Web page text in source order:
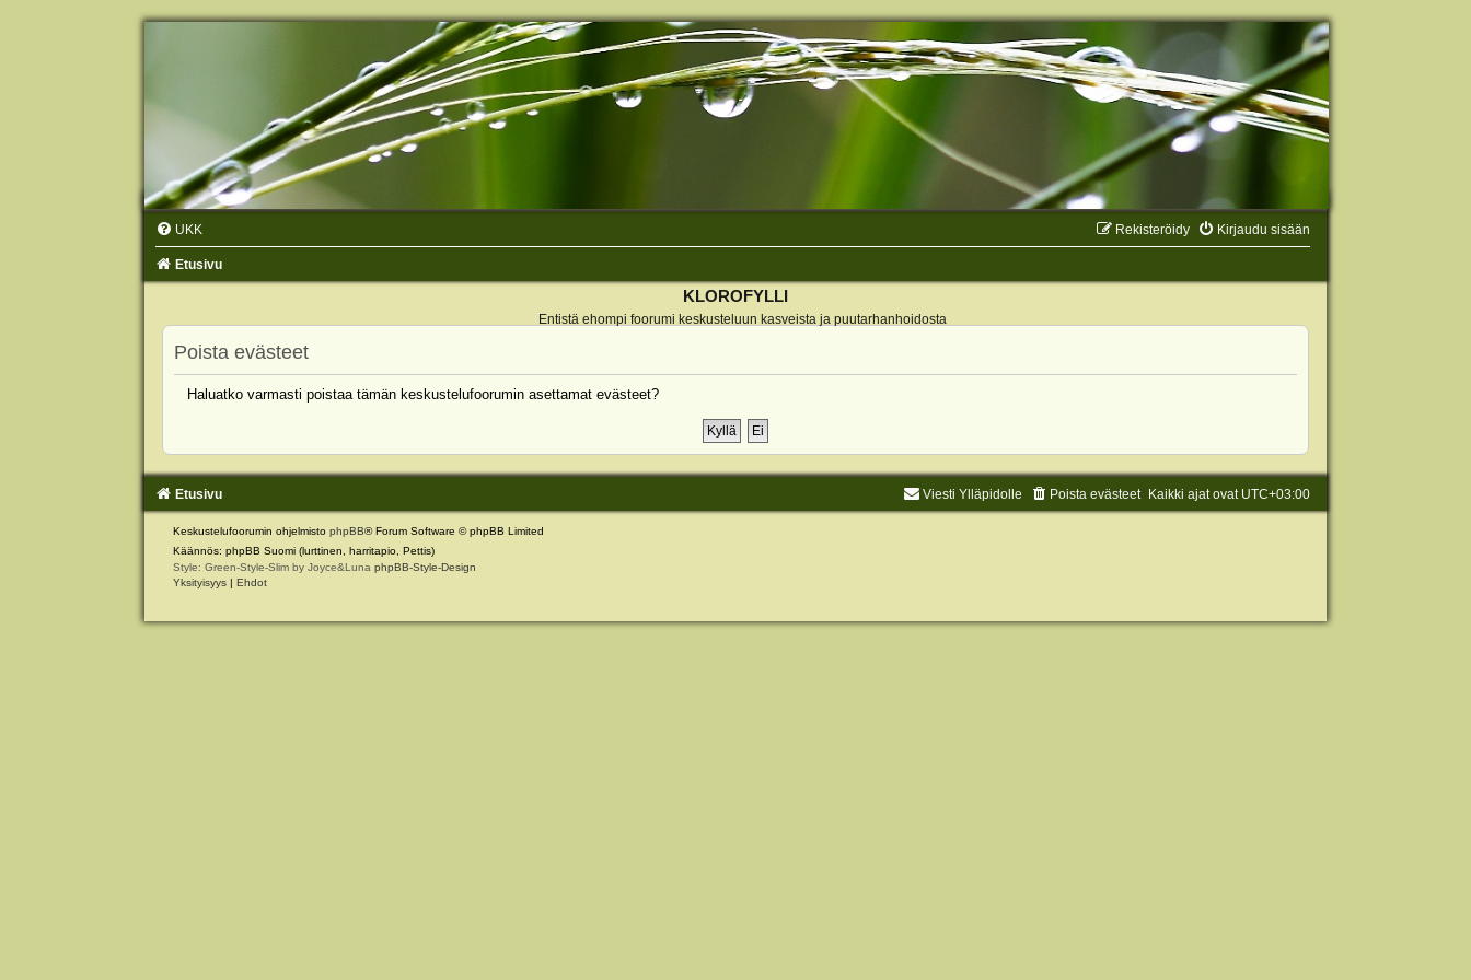
UKK Kirjaudu sisään
Rekisteröidy
Etusivu
KLOROFYLLI
Entistä ehompi foorumi keskusteluun kasveista ja puutarhanhoidosta
Poista evästeet
Haluatko varmasti poistaa tämän keskustelufoorumin asettamat evästeet?
Etusivu Kaikki ajat ovat UTC+03:00
Poista evästeet
Viesti Ylläpidolle
Keskustelufoorumin ohjelmisto phpBB® Forum Software © phpBB Limited
Käännös: phpBB Suomi (lurttinen, harritapio, Pettis)
Style: Green-Style-Slim by Joyce&Luna phpBB-Style-Design
Yksityisyys | Ehdot